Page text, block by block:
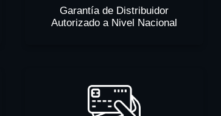
Garantía de Distribuidor
Autorizado a Nivel Nacional